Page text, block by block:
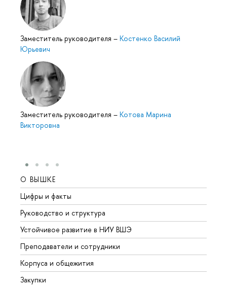
Заместитель руководителя – Костенко Василий
Юрьевич
Заместитель руководителя – Котова Марина
Викторовна
О ВЫШКЕ
Цифры и факты
Руководство и структура
Устойчивое развитие в НИУ ВШЭ
Преподаватели и сотрудники
Корпуса и общежития
Закупки